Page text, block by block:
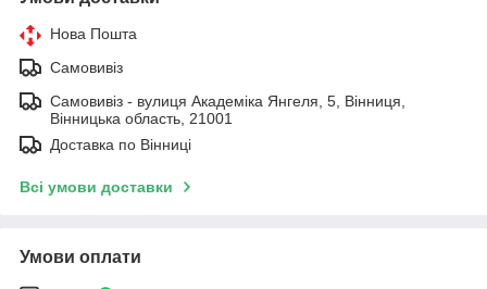
Нова Пошта
Самовивіз
Самовивіз - вулиця Академіка Янгеля, 5, Вінниця,
Вінницька область, 21001
Доставка по Вінниці
Всі умови доставки
Умови оплати